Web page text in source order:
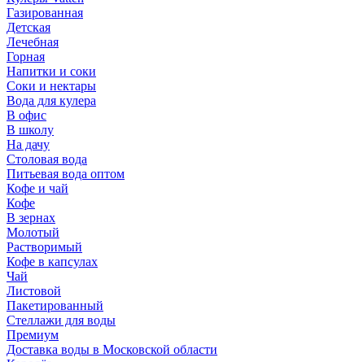
Газированная
Детская
Лечебная
Горная
Напитки и соки
Соки и нектары
Вода для кулера
В офис
В школу
На дачу
Столовая вода
Питьевая вода оптом
Кофе и чай
Кофе
В зернах
Молотый
Растворимый
Кофе в капсулах
Чай
Листовой
Пакетированный
Стеллажи для воды
Премиум
Доставка воды в Московской области